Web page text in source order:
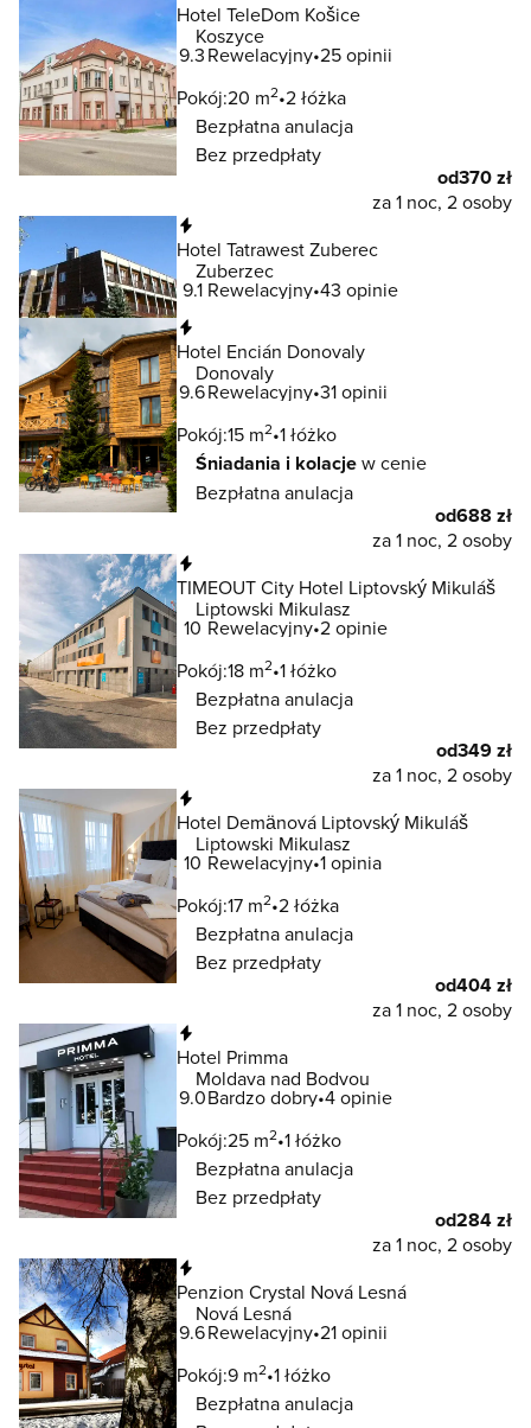
Hotel TeleDom Košice
Koszyce
9.3Rewelacyjny 25 opinii
Pokój:20 m2 2 łóżka
Bezpłatna anulacja
Bez przedpłaty
od370 zł
za 1 noc, 2 osoby
Hotel Tatrawest Zuberec
Zuberzec
9.1 Rewelacyjny 43 opinie
Hotel Encián Donovaly
Donovaly
9.6Rewelacyjny 31 opinii
Pokój:15 m2 1 łóżko
Śniadania i kolacjew cenie
Bezpłatna anulacja
od688 zł
za 1 noc, 2 osoby
TIMEOUT City Hotel Liptovský Mikuláš
Liptowski Mikulasz
10 Rewelacyjny 2 opinie
Pokój:18 m2 1 łóżko
Bezpłatna anulacja
Bez przedpłaty
od349 zł
za 1 noc, 2 osoby
Hotel Demänová Liptovský Mikuláš
Liptowski Mikulasz
10 Rewelacyjny 1 opinia
Pokój:17 m2 2 łóżka
Bezpłatna anulacja
Bez przedpłaty
od404 zł
za 1 noc, 2 osoby
Hotel Primma
Moldava nad Bodvou
9.0Bardzo dobry 4 opinie
Pokój:25 m2 1 łóżko
Bezpłatna anulacja
Bez przedpłaty
od284 zł
za 1 noc, 2 osoby
Penzion Crystal Nová Lesná
Nová Lesná
9.6Rewelacyjny 21 opinii
Pokój:9 m2 1 łóżko
Bezpłatna anulacja